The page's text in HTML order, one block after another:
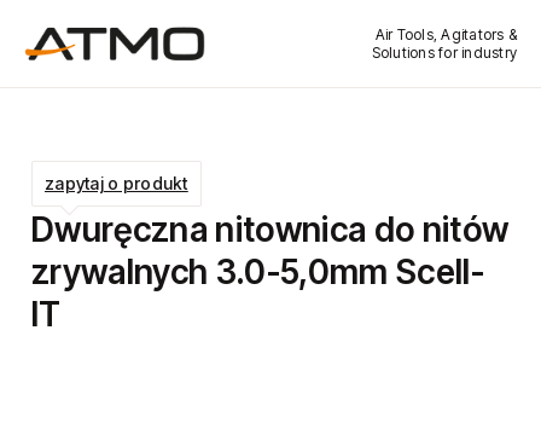
Air Tools, Agitators &
Solutions for industry
Dwuręczna nitownica do nitów
zrywalnych 3.0-5,0mm Scell-
IT
zapytaj o produkt